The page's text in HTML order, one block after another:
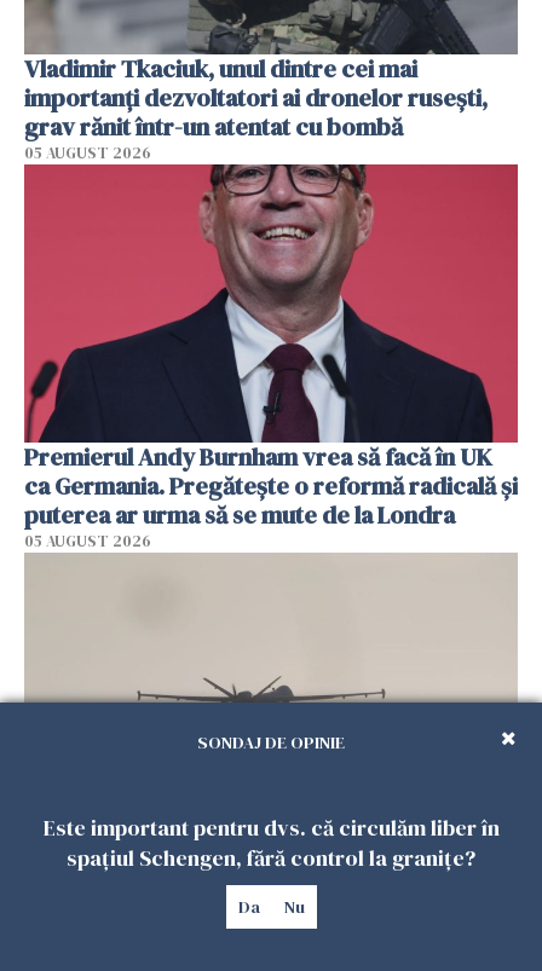
Vladimir Tkaciuk, unul dintre cei mai
importanți dezvoltatori ai dronelor rusești,
grav rănit într-un atentat cu bombă
05 AUGUST 2026
Premierul Andy Burnham vrea să facă în UK
ca Germania. Pregătește o reformă radicală și
puterea ar urma să se mute de la Londra
05 AUGUST 2026
Dronă cu explozibil, descoperită lângă un
avion ucrainean pe aeroportul din Leipzig. Un
avion DHL s-a ciocnit în aer cu un obiect
SONDAJ DE OPINIE
Este important pentru dvs. că circulăm liber în
spațiul Schengen, fără control la granițe?
Da Nu